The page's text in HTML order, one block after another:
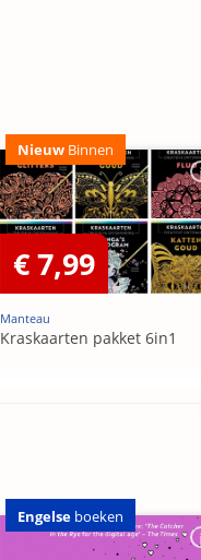
Nieuw Binnen
€ 7,99
Manteau
Kraskaarten pakket 6in1
Engelse boeken